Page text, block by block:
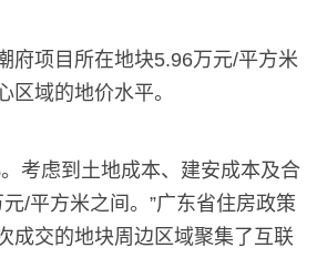
项目所在地块5.96万元/平方米
域的地价水平。
考虑到土地成本、建安成本及合
/平方米之间。”广东省住房政策
成交的地块周边区域聚集了互联